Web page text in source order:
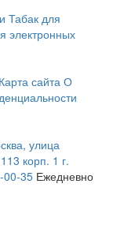
Табак для
электронных
Карта сайта О
улица
корп. 1 г.
00-35 Ежедневно